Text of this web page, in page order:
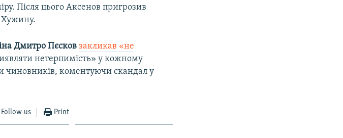
Після цього Аксенов пригрозив
Хужину.
Дмитро Пєсковзакликав «не
нетерпимість» у кожному
чиновників, коментуючи скандал у
Follow us Print